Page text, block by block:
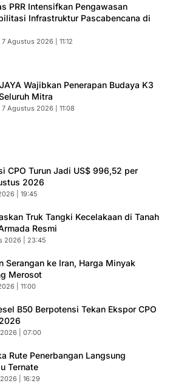
PRR Intensifkan Pengawasan
Infrastruktur Pascabencana di
Agustus 2026 | 11:12
Wajibkan Penerapan Budaya K3
Mitra
Agustus 2026 | 11:08
CPO Turun Jadi US$ 996,52 per
2026
| 19:45
Truk Tangki Kecelakaan di Tanah
Resmi
2026 | 23:45
Serangan ke Iran, Harga Minyak
Merosot
| 11:00
B50 Berpotensi Tekan Ekspor CPO
| 07:00
Rute Penerbangan Langsung
Ternate
| 16:29